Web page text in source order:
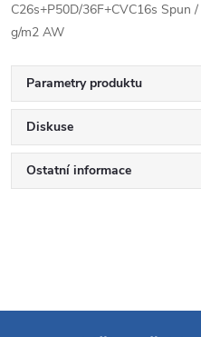
C26s+P50D/36F+CVC16s Spun
g/m2 AW
Parametry produktu
Diskuse
Ostatní informace